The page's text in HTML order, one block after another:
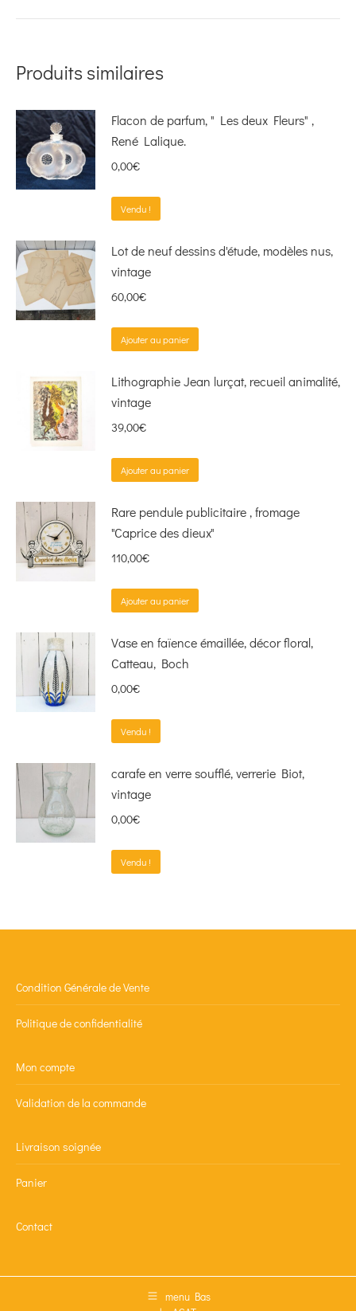
Produits similaires
Flacon de parfum, " Les deux Fleurs" ,
René Lalique.
0,00€
Vendu !
Lot de neuf dessins d'étude, modèles nus,
vintage
60,00€
Ajouter au panier
Lithographie Jean lurçat, recueil animalité,
vintage
39,00€
Ajouter au panier
Rare pendule publicitaire , fromage
"Caprice des dieux"
110,00€
Ajouter au panier
Vase en faïence émaillée, décor floral,
Catteau, Boch
0,00€
Vendu !
carafe en verre soufflé, verrerie Biot,
vintage
0,00€
Vendu !
Condition Générale de Vente
Politique de confidentialité
Mon compte
Validation de la commande
Livraison soignée
Panier
Contact
menu Bas